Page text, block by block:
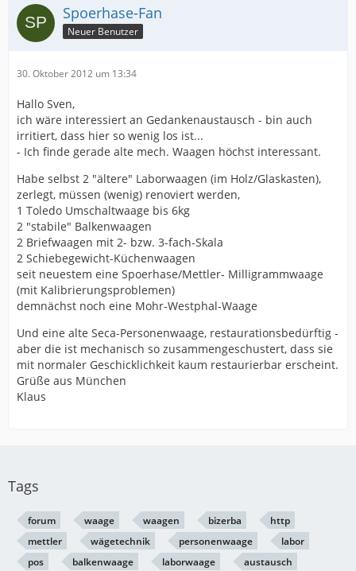
Spoerhase-Fan
Neuer Benutzer
30. Oktober 2012 um 13:34
Hallo Sven,
ich wäre interessiert an Gedankenaustausch - bin auch
irritiert, dass hier so wenig los ist...
- Ich finde gerade alte mech. Waagen höchst interessant.
Habe selbst 2 "ältere" Laborwaagen (im Holz/Glaskasten),
zerlegt, müssen (wenig) renoviert werden,
1 Toledo Umschaltwaage bis 6kg
2 "stabile" Balkenwaagen
2 Briefwaagen mit 2- bzw. 3-fach-Skala
2 Schiebegewicht-Küchenwaagen
seit neuestem eine Spoerhase/Mettler- Milligrammwaage
(mit Kalibrierungsproblemen)
demnächst noch eine Mohr-Westphal-Waage
Und eine alte Seca-Personenwaage, restaurationsbedürftig -
aber die ist mechanisch so zusammengeschustert, dass sie
mit normaler Geschicklichkeit kaum restaurierbar erscheint.
Grüße aus München
Klaus
Tags
forum waage waagen bizerba
http
mettler
wägetechnik personenwaage
labor
pos
balkenwaage laborwaage austausch